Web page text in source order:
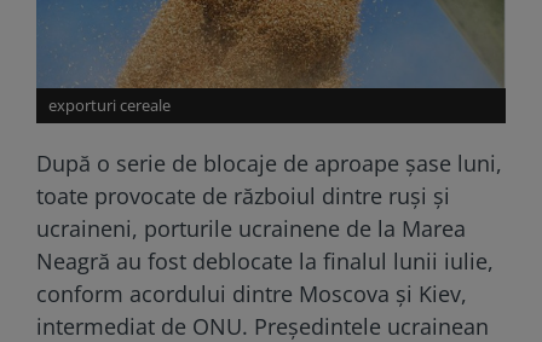
exporturi cereale
După o serie de blocaje de aproape şase luni,
toate provocate de războiul dintre ruși și
ucraineni, porturile ucrainene de la Marea
Neagră au fost deblocate la finalul lunii iulie,
conform acordului dintre Moscova şi Kiev,
intermediat de ONU. Preşedintele ucrainean